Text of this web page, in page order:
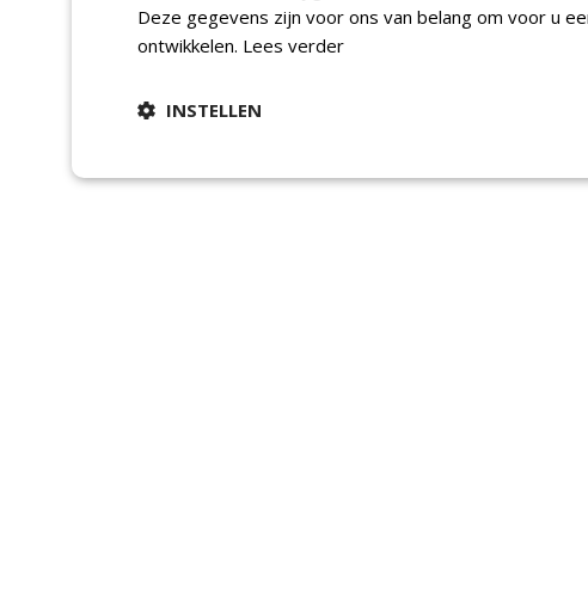
Deze gegevens zijn voor ons van belang om voor u
ontwikkelen. Lees verder
INSTELLEN